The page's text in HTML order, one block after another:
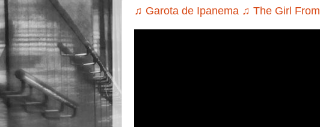
♫ Garota de Ipanema ♫ The Girl